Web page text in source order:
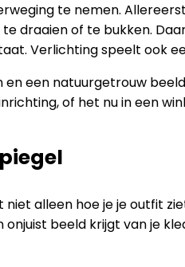
te nemen.
draaien of te bukken.
Verlichting speelt ook
een natuurgetrouw
of het nu in een
alleen hoe je je outfit
beeld krijgt van je